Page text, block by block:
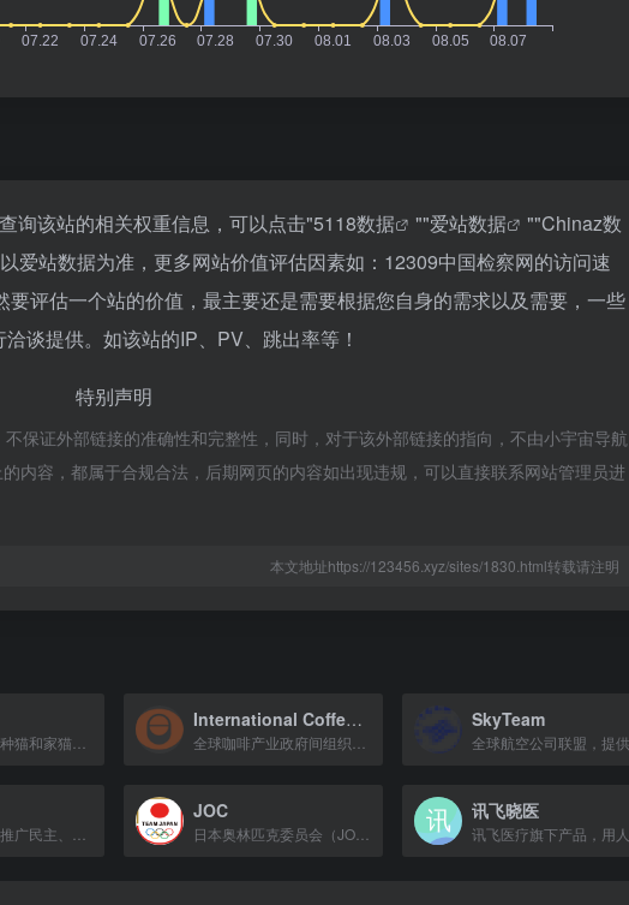
询该站的相关权重信息，可以点击"5118数据 ""爱站数据 ""Chinaz数
爱站数据为准，更多网站价值评估因素如：12309中国检察网的访问速
评估一个站的价值，最主要还是需要根据您自身的需求以及需要，一些
谈提供。如该站的IP、PV、跳出率等！
特别声明
保证外部链接的准确性和完整性，同时，对于该外部链接的指向，不由小宇宙导航
内容，都属于合规合法，后期网页的内容如出现违规，可以直接联系网站管理员进
本文地址https://123456.xyz/sites/1830.html转载请注明
世界最大的纯种猫和家猫遗传注册机构，致力于猫的品种保护与健康。
International Coffee Organization SkyTeam
JOC
日本奥林匹克委员会（JOC）官方网站，提供奥运会等国际综合体育赛事及日本代表团信息。
讯飞晓医